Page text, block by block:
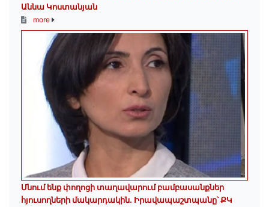
Աննա Կոստանյան
more
Մնում ենք փողոցի տաղավարում բամբասանքներ
հյուսողների մակարդակին․ Իրավապաշտպանը՝ ՔԿ